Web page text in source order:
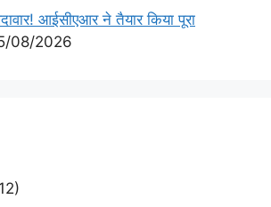
आईसीएआर ने तैयार किया पूरा
08/2026